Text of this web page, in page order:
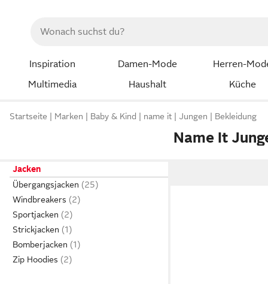
Inspiration Damen-Mode
Herren-
Multimedia
Haushalt Küche
Startseite Marken Baby & Kind name it Jungen Bekleidung
Name It
Jacken
Übergangsjacken
Windbreakers
Sportjacken
Strickjacken
Bomberjacken
Zip Hoodies